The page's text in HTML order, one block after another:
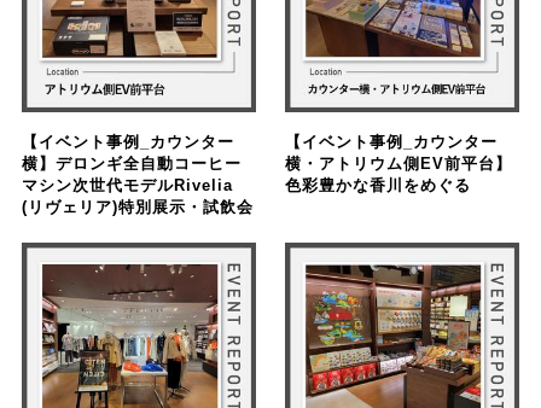
【イベント事例_カウンター
横】デロンギ全自動コーヒー
マシン次世代モデルRivelia
(リヴェリア)特別展示・試飲会
【イベント事例_カウンター
横・アトリウム側EV前平台】
色彩豊かな香川をめぐる